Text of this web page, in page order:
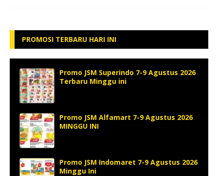
PROMOSI TERBARU HARI INI
Promo JSM Superindo 7-9 Agustus 2026
Terbaru Minggu ini
Promo JSM Alfamart 7-9 Agustus 2026
MINGGU INI
Promo JSM Indomaret 7-9 Agustus 2026
Minggu Ini